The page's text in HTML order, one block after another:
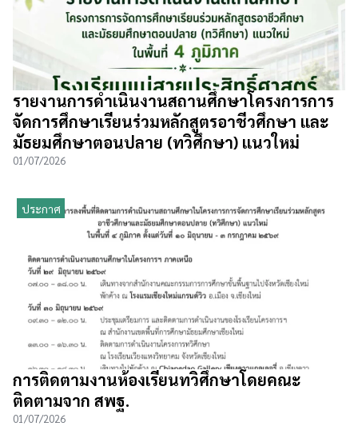
รายงานการดำเนินงานสถานศึกษาโครงการการ
จัดการศึกษาเรียนร่วมหลักสูตรอาชีวศึกษา และ
มัธยมศึกษาตอนปลาย (ทวิศึกษา) แนวใหม่
01/07/2026
ประกาศ
การติดตามงานห้องเรียนทวิศึกษาโดยคณะ
ติดตามจาก สพฐ.
01/07/2026